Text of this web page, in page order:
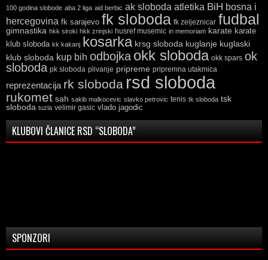
100 godina slobode aba 2 liga aid berbic ak sloboda atletika BiH bosna i
hercegovina fk sarajevo fk sloboda fk zeljeznicar fudbal
gimnastika hkk siroki hkk zrinjski husref musemic in memoriam karate karate
klub sloboda kk kakanj kosarka krsg sloboda kuglanje kuglaski
klub sloboda kup bih odbojka okk sloboda okk spars ok
sloboda pk sloboda plivanje pripreme pripremna utakmica
reprezentacija rk sloboda rsd sloboda
rukomet sah sakib malkocevic slavko petrovic tenis tk sloboda tsk
sloboda tuzla velimir gasic vlado jagodic
KLUBOVI ČLANICE RSD “SLOBODA”
SPONZORI